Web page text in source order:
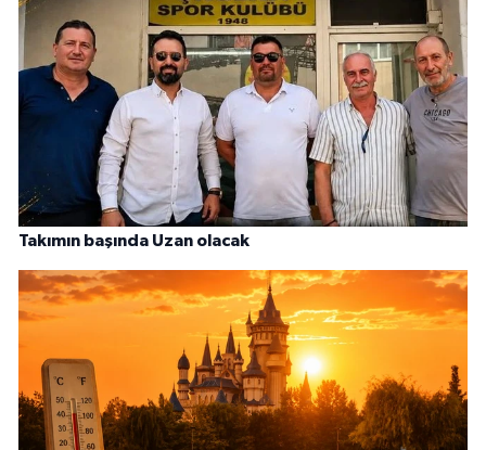
Takımın başında Uzan olacak